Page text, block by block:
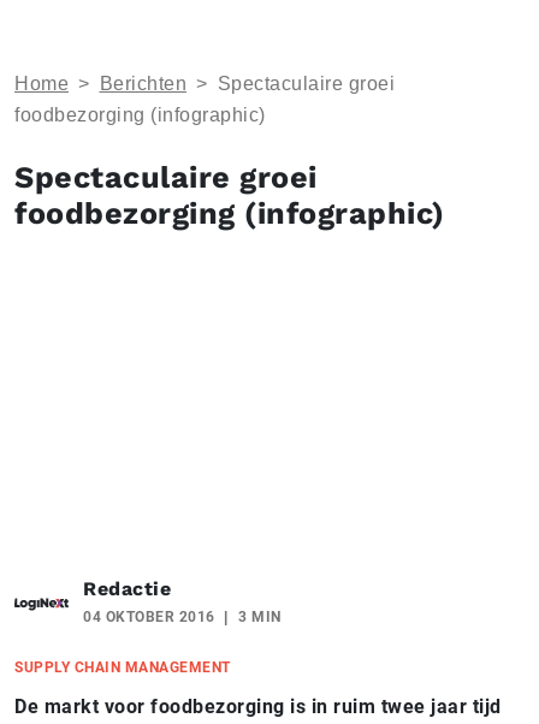
Home > Berichten > Spectaculaire groei
foodbezorging (infographic)
Spectaculaire groei
foodbezorging (infographic)
Redactie
04 OKTOBER 2016 3 MIN
SUPPLY CHAIN MANAGEMENT
De markt voor foodbezorging is in ruim twee jaar tijd